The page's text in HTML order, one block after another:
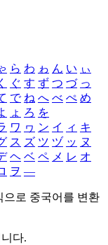
ら わ ゎ ん い ぃ
ぐ す ず つ づ っ
で ね へ べ ぺ め
ょ ろ を
ワ ヮ ン イ ィ キ
ス ズ ツ ヅ ッ ヌ
ヘ ベ ペ メ レ オ
ヲ ―
으로 중국어를 변환
다.